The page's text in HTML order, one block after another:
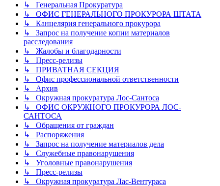
↳ Генеральная Прокуратура
↳ ОФИС ГЕНЕРАЛЬНОГО ПРОКУРОРА ШТАТА
↳ Канцелярия генерального прокурора
↳ Запрос на получение копии материалов
расследования
↳ Жалобы и благодарности
↳ Пресс-релизы
↳ ПРИВАТНАЯ СЕКЦИЯ
↳ Офис профессиональной ответственности
↳ Архив
↳ Окружная прокуратура Лос-Сантоса
↳ ОФИС ОКРУЖНОГО ПРОКУРОРА ЛОС-
САНТОСА
↳ Обращения от граждан
↳ Распоряжения
↳ Запрос на получение материалов дела
↳ Служебные правонарушения
↳ Уголовные правонарушения
↳ Пресс-релизы
↳ Окружная прокуратура Лас-Вентураса